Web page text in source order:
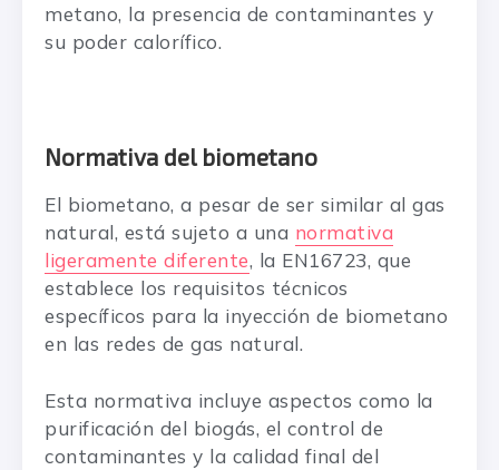
metano, la presencia de contaminantes y
su poder calorífico.
Normativa del biometano
El biometano, a pesar de ser similar al gas
natural, está sujeto a una normativa
ligeramente diferente, la EN16723, que
establece los requisitos técnicos
específicos para la inyección de biometano
en las redes de gas natural.
Esta normativa incluye aspectos como la
purificación del biogás, el control de
contaminantes y la calidad final del